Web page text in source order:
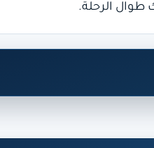
طوال الرحلة.